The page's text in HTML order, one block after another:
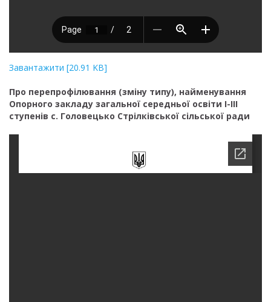
Завантажити [20.91 KB]
Про перепрофілювання (зміну типу), найменування
Опорного закладу загальної середньої освіти І-ІІІ
ступенів с. Головецько Стрілківської сільської ради